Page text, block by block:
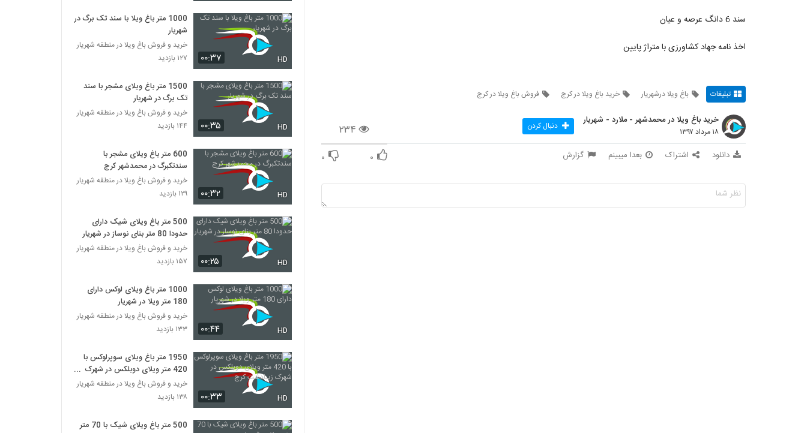
سند 6 دانگ عرصه و عیان
اخذ نامه جهاد کشاورزی با متراژ پایین
تبلیغات باغ ویلا درشهریار خرید باغ ویلا در کرج فروش باغ ویلا در کرج
۲۳۴
خرید باغ ویلا در محمدشهر - ملارد - شهریار
۱۸ مرداد ۱۳۹۷ دنبال کردن
دانلود اشتراک بعدا میبینم گزارش ۰ ۰
۰۰:۳۷ HD
1000 متر باغ ویلا با سند تک برگ در
شهریار
خرید و فروش باغ ویلا در منطقه شهریار
۱۲۷ بازدید
۰۰:۳۵ HD
1500 متر باغ ویلای مشجر با سند
تک برگ در شهریار
خرید و فروش باغ ویلا در منطقه شهریار
۱۴۴ بازدید
۰۰:۳۲ HD
600 متر باغ ویلای مشجر با
سندتکبرگ در محمدشهر کرج
خرید و فروش باغ ویلا در منطقه شهریار
۱۲۹ بازدید
۰۰:۲۵ HD
500 متر باغ ویلای شیک دارای
حدودا 80 متر بنای نوساز در شهریار
خرید و فروش باغ ویلا در منطقه شهریار
۱۵۷ بازدید
۰۰:۴۴ HD
1000 متر باغ ویلای لوکس دارای
180 متر ویلا در شهریار
خرید و فروش باغ ویلا در منطقه شهریار
۱۳۳ بازدید
۰۰:۳۳ HD
1950 متر باغ ویلای سوپرلوکس با
420 متر ویلای دوبلکس در شهرک
زیبادشت کرج
خرید و فروش باغ ویلا در منطقه شهریار
۱۳۸ بازدید
500 متر باغ ویلای شیک با 70 متر